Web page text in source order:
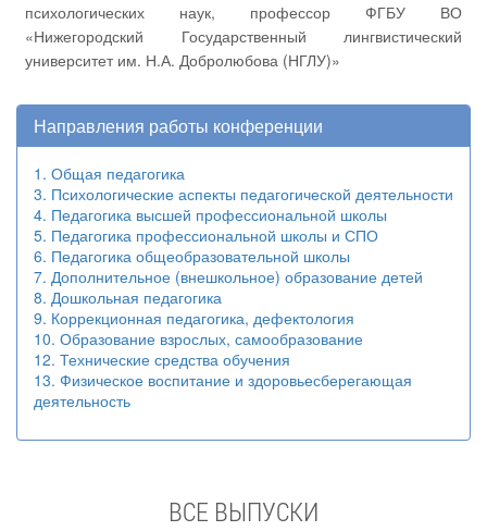
психологических наук, профессор ФГБУ ВО
«Нижегородский Государственный лингвистический
университет им. Н.А. Добролюбова (НГЛУ)»
Направления работы конференции
1. Общая педагогика
3. Психологические аспекты педагогической деятельности
4. Педагогика высшей профессиональной школы
5. Педагогика профессиональной школы и СПО
6. Педагогика общеобразовательной школы
7. Дополнительное (внешкольное) образование детей
8. Дошкольная педагогика
9. Коррекционная педагогика, дефектология
10. Образование взрослых, самообразование
12. Технические средства обучения
13. Физическое воспитание и здоровьесберегающая
деятельность
ВСЕ ВЫПУСКИ